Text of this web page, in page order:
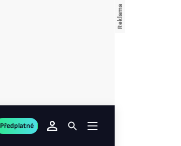
Předplatné